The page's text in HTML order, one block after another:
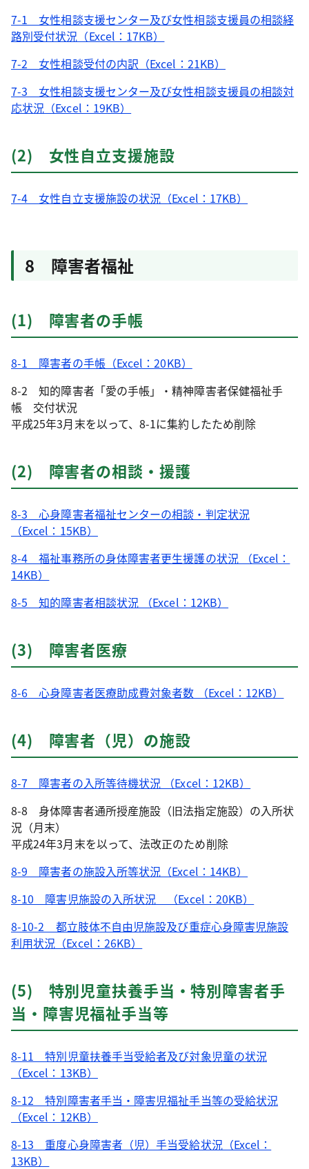
7-1 女性相談支援センター及び女性相談支援員の相談経
路別受付状況（Excel：17KB）
7-2 女性相談受付の内訳（Excel：21KB）
7-3 女性相談支援センター及び女性相談支援員の相談対
応状況（Excel：19KB）
(2) 女性自立支援施設
7-4 女性自立支援施設の状況（Excel：17KB）
8 障害者福祉
(1) 障害者の手帳
8-1 障害者の手帳（Excel：20KB）
8-2 知的障害者「愛の手帳」・精神障害者保健福祉手
帳 交付状況
平成25年3月末を以って、8-1に集約したため削除
(2) 障害者の相談・援護
8-3 心身障害者福祉センターの相談・判定状況
（Excel：15KB）
8-4 福祉事務所の身体障害者更生援護の状況 （Excel：
14KB）
8-5 知的障害者相談状況 （Excel：12KB）
(3) 障害者医療
8-6 心身障害者医療助成費対象者数 （Excel：12KB）
(4) 障害者（児）の施設
8-7 障害者の入所等待機状況 （Excel：12KB）
8-8 身体障害者通所授産施設（旧法指定施設）の入所状
況（月末）
平成24年3月末を以って、法改正のため削除
8-9 障害者の施設入所等状況（Excel：14KB）
8-10 障害児施設の入所状況 （Excel：20KB）
8-10-2 都立肢体不自由児施設及び重症心身障害児施設
利用状況（Excel：26KB）
(5) 特別児童扶養手当・特別障害者手
当・障害児福祉手当等
8-11 特別児童扶養手当受給者及び対象児童の状況
（Excel：13KB）
8-12 特別障害者手当・障害児福祉手当等の受給状況
（Excel：12KB）
8-13 重度心身障害者（児）手当受給状況（Excel：
13KB）